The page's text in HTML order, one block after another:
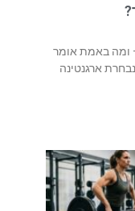
ומה באמת אומר
ארגנטינה